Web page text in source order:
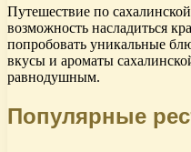
Путешествие по
возможность насладиться
попробовать уникальные
вкусы и ароматы
равнодушным.
Популярные